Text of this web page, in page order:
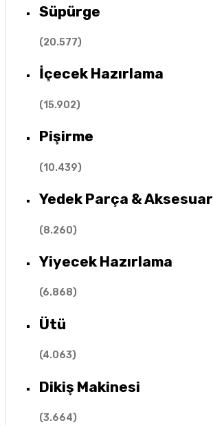
Süpürge
(20.577)
İçecek Hazırlama
(15.902)
Pişirme
(10.439)
Yedek Parça & Aksesuar
(8.260)
Yiyecek Hazırlama
(6.868)
Ütü
(4.063)
Dikiş Makinesi
(3.664)